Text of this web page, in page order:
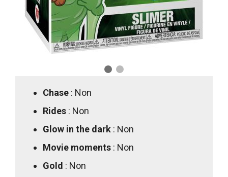
Chase : Non
Rides : Non
Glow in the dark : Non
Movie moments : Non
Gold : Non